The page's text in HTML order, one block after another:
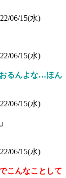
06/15(水)
06/15(水)
るんよな…ほん
06/15(水)
06/15(水)
こんなことして